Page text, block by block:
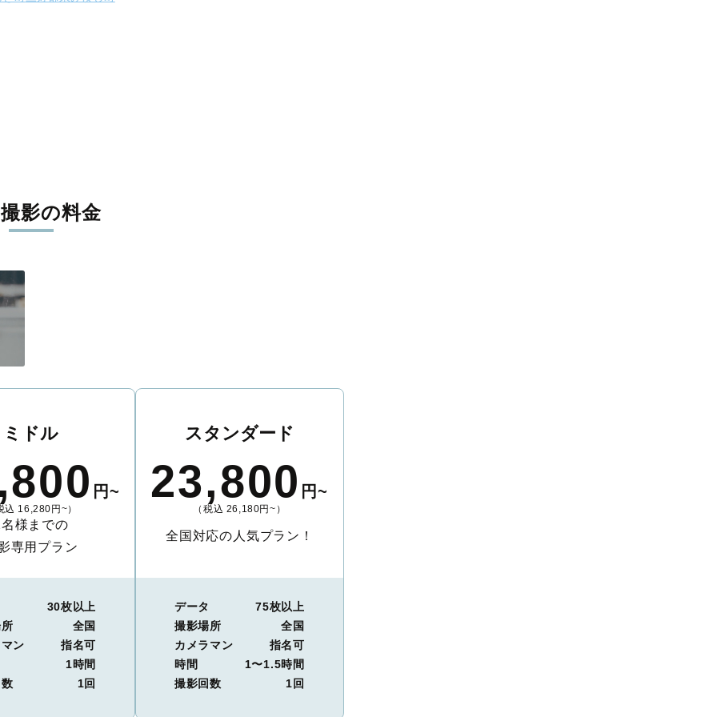
影の料金
ミドル
円~
込 16,280円~）
様までの
専用プラン
30枚以上
全国
ン
指名可
1時間
1回
スタンダード
23,800 円~
（税込 26,180円~）
全国対応の人気プラン！
データ
75枚以上
撮影場所
全国
カメラマン
指名可
時間
1〜1.5時間
撮影回数
1回